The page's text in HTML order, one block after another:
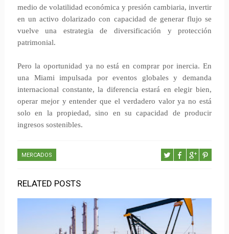
medio de volatilidad económica y presión cambiaria, invertir
en un activo dolarizado con capacidad de generar flujo se
vuelve una estrategia de diversificación y protección
patrimonial.
Pero la oportunidad ya no está en comprar por inercia. En
una Miami impulsada por eventos globales y demanda
internacional constante, la diferencia estará en elegir bien,
operar mejor y entender que el verdadero valor ya no está
solo en la propiedad, sino en su capacidad de producir
ingresos sostenibles.
MERCADOS
RELATED POSTS